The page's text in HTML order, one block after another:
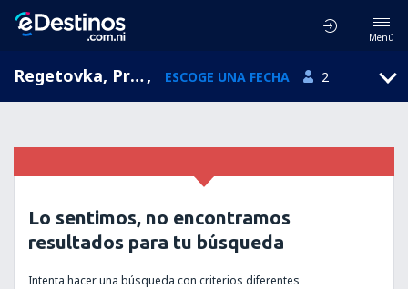
Menú
Regetovka, Presov Region, Eslovaquia, ESCOGE UNA FECHA 2
Lo sentimos, no encontramos
resultados para tu búsqueda
Intenta hacer una búsqueda con criterios diferentes